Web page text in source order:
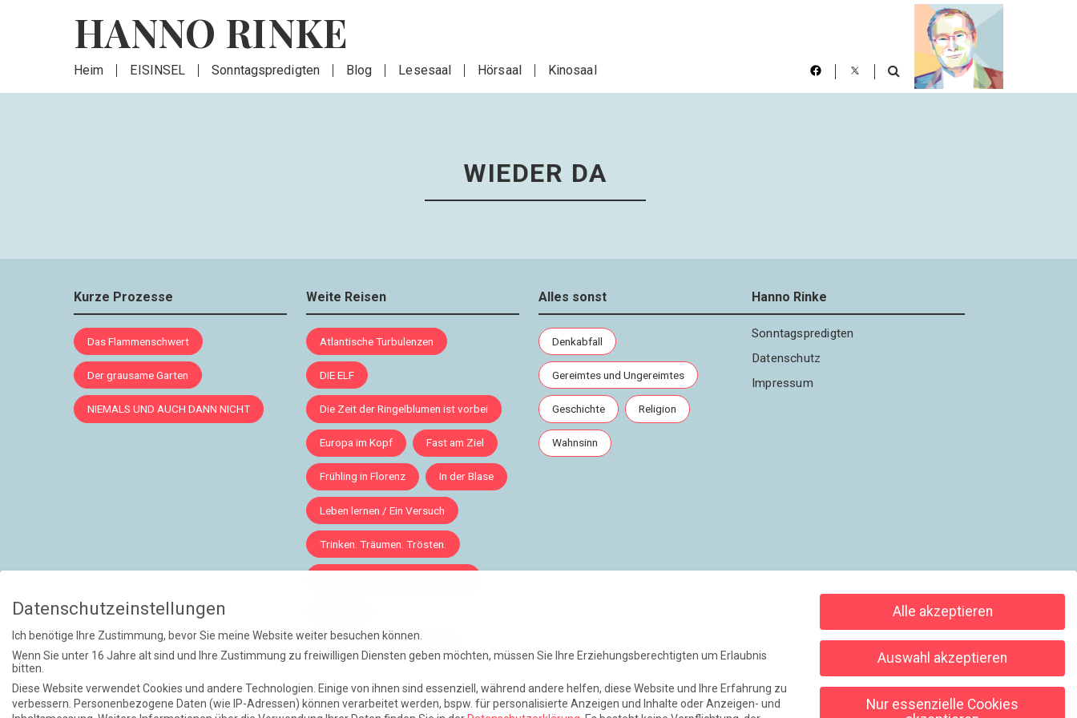
HANNO RINKE
Heim EISINSEL Sonntagspredigten Blog Lesesaal Hörsaal Kinosaal
WIEDER DA
Kurze Prozesse
Das Flammenschwert
Der grausame Garten
NIEMALS UND AUCH DANN NICHT
Weite Reisen
Atlantische Turbulenzen
DIE ELF
Die Zeit der Ringelblumen ist vorbei
Europa im Kopf Fast am Ziel
Frühling in Florenz In der Blase
Leben lernen / Ein Versuch
Trinken. Träumen. Trösten.
Alles sonst
Denkabfall
Gereimtes und Ungereimtes
Geschichte Religion
Wahnsinn
Hanno Rinke
Sonntagspredigten
Datenschutz
Impressum
© 2026 Hanno Rinke
Datenschutzeinstellungen
Ich benötige Ihre Zustimmung, bevor Sie meine Website weiter besuchen können.
Wenn Sie unter 16 Jahre alt sind und Ihre Zustimmung zu freiwilligen Diensten geben möchten, müssen Sie Ihre Erziehungsberechtigten um Erlaubnis
bitten.
Diese Website verwendet Cookies und andere Technologien. Einige von ihnen sind essenziell, während andere helfen, diese Website und Ihre Erfahrung zu
verbessern. Personenbezogene Daten (wie IP-Adressen) können verarbeitet werden, bspw. für personalisierte Anzeigen und Inhalte oder Anzeigen- und
Alle akzeptieren
Auswahl akzeptieren
Nur essenzielle Cookies